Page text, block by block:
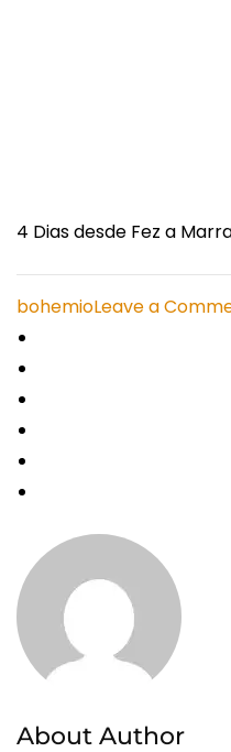
4 Dias desde Fez a
bohemioLeave a
About Author